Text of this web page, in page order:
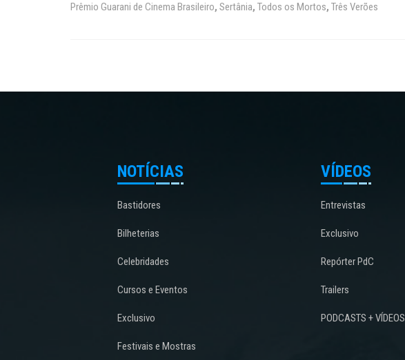
Prêmio Guarani de Cinema Brasileiro, Sertânia, Todos os Mortos, Três Verões
NOTÍCIAS
Bastidores
Bilheterias
Celebridades
Cursos e Eventos
Exclusivo
Festivais e Mostras
VÍDEOS
Entrevistas
Exclusivo
Repórter PdC
Trailers
PODCASTS + VÍDEOS